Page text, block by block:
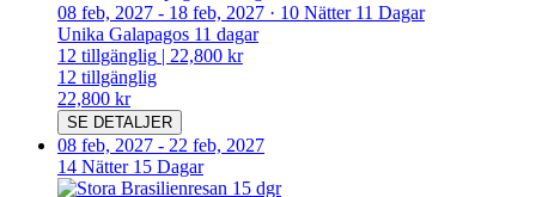
08 feb, 2027 - 18 feb, 2027 · 10 Nätter 11 Dagar
Unika Galapagos 11 dagar
12 tillgänglig | 22,800 kr
12 tillgänglig
22,800 kr
SE DETALJER
08 feb, 2027 - 22 feb, 2027
14 Nätter 15 Dagar